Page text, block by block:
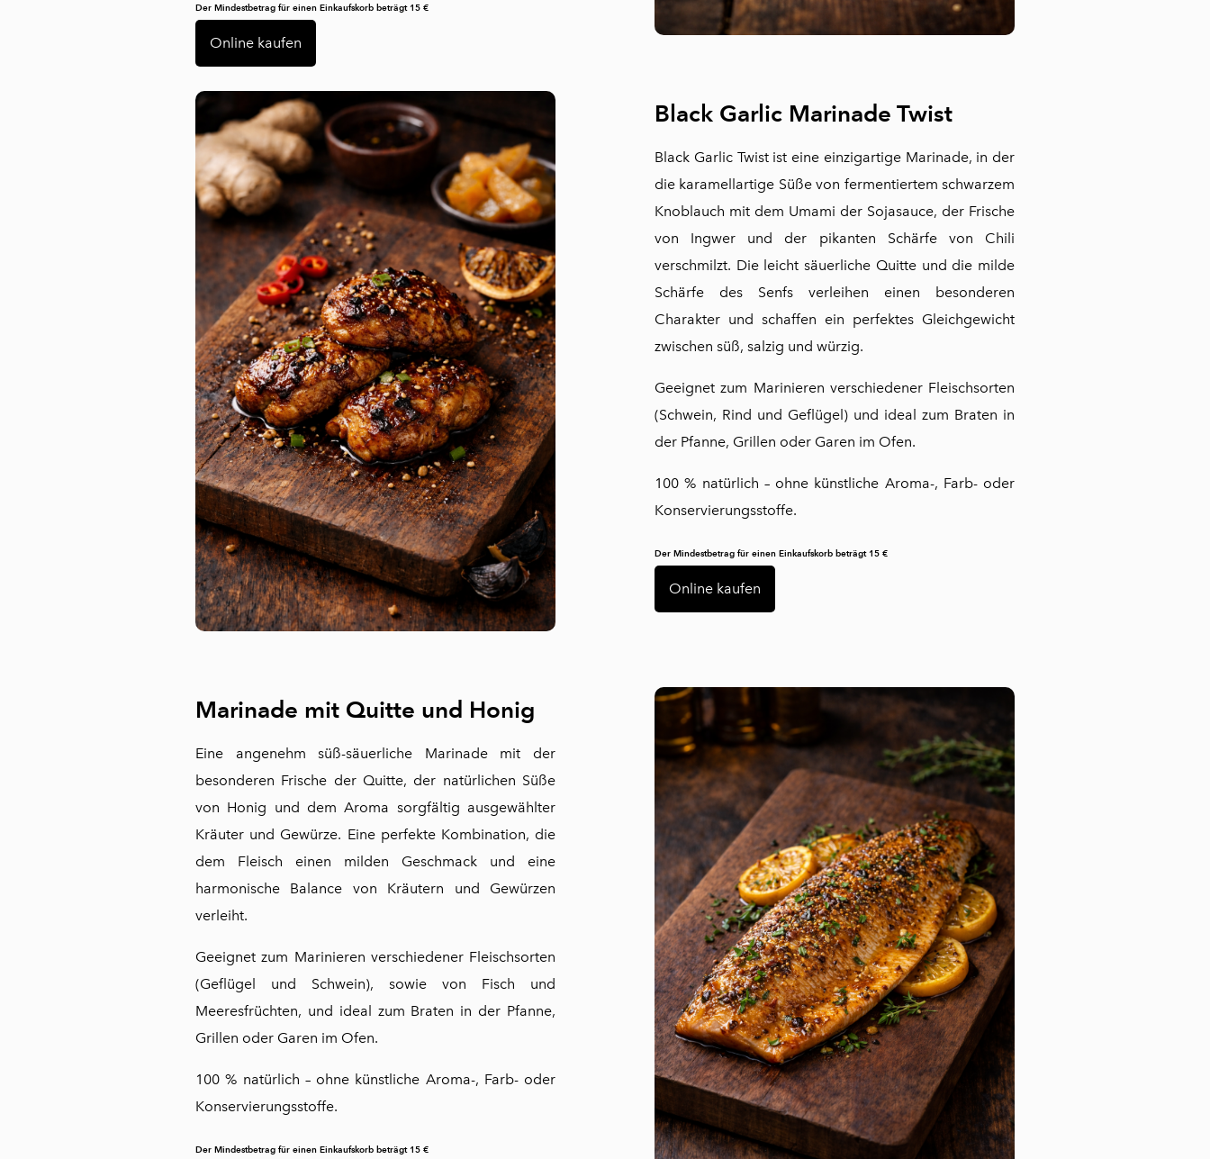
Der Mindestbetrag für einen Einkaufskorb beträgt 15 €
Online kaufen
Black Garlic Marinade Twist
Black Garlic Twist ist eine einzigartige Marinade, in der
die karamellartige Süße von fermentiertem schwarzem
Knoblauch mit dem Umami der Sojasauce, der Frische
von Ingwer und der pikanten Schärfe von Chili
verschmilzt. Die leicht säuerliche Quitte und die milde
Schärfe des Senfs verleihen einen besonderen
Charakter und schaffen ein perfektes Gleichgewicht
zwischen süß, salzig und würzig.
Geeignet zum Marinieren verschiedener Fleischsorten
(Schwein, Rind und Geflügel) und ideal zum Braten in
der Pfanne, Grillen oder Garen im Ofen.
100 % natürlich – ohne künstliche Aroma-, Farb- oder
Konservierungsstoffe.
Der Mindestbetrag für einen Einkaufskorb beträgt 15 €
Online kaufen
Marinade mit Quitte und Honig
Eine angenehm süß-säuerliche Marinade mit der
besonderen Frische der Quitte, der natürlichen Süße
von Honig und dem Aroma sorgfältig ausgewählter
Kräuter und Gewürze. Eine perfekte Kombination, die
dem Fleisch einen milden Geschmack und eine
harmonische Balance von Kräutern und Gewürzen
verleiht.
Geeignet zum Marinieren verschiedener Fleischsorten
(Geflügel und Schwein), sowie von Fisch und
Meeresfrüchten, und ideal zum Braten in der Pfanne,
Grillen oder Garen im Ofen.
100 % natürlich – ohne künstliche Aroma-, Farb- oder
Konservierungsstoffe.
Der Mindestbetrag für einen Einkaufskorb beträgt 15 €